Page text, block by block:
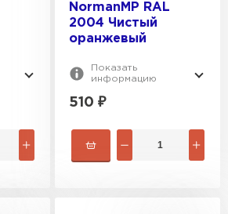
NormanMP RAL
2004 Чистый
оранжевый
Показать
информацию
510 ₽